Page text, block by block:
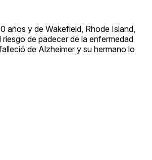
años y de Wakefield, Rhode Island,
de padecer de la enfermedad
de Alzheimer y su hermano lo